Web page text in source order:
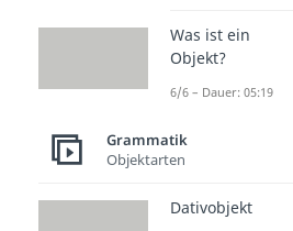
Jeder Satz
zusammen
Satzkern
.
beschreibt,
Was ist ein
Objekt?
6/6 – Dauer: 05:19
Grammatik
Objektarten
Dativobjekt